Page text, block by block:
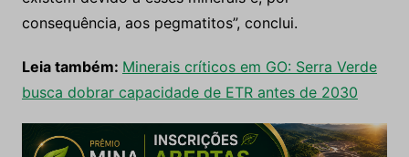
consequência, aos pegmatitos”, conclui.
Leia também: Minerais críticos em GO: Serra Verde
busca dobrar capacidade de ETR antes de 2030